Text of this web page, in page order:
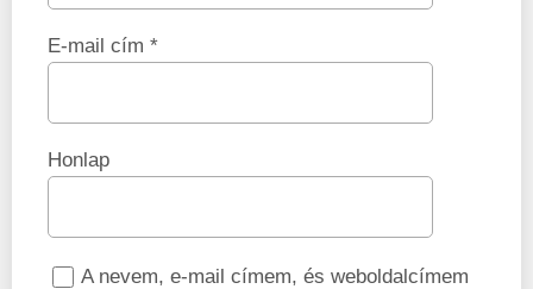
E-mail cím *
Honlap
A nevem, e-mail címem, és weboldalcímem